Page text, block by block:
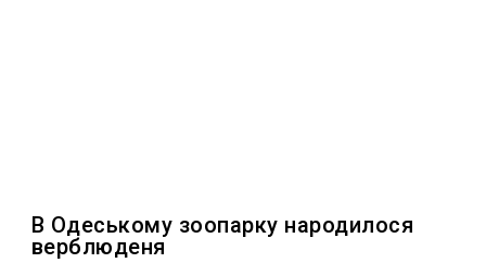
В Одеському зоопарку народилося
верблюденя